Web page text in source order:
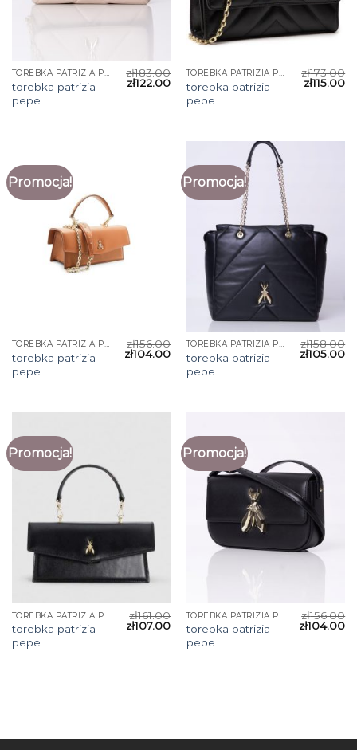
TOREBKA PATRIZIA PEPE
torebka patrizia
pepe
zł183.00
zł122.00
TOREBKA PATRIZIA PEPE
torebka patrizia
pepe
zł173.00
zł115.00
Promocja!
TOREBKA PATRIZIA PEPE
torebka patrizia
pepe
zł156.00
zł104.00
Promocja!
TOREBKA PATRIZIA PEPE
torebka patrizia
pepe
zł158.00
zł105.00
Promocja!
TOREBKA PATRIZIA PEPE
torebka patrizia
pepe
zł161.00
zł107.00
Promocja!
TOREBKA PATRIZIA PEPE
torebka patrizia
pepe
zł156.00
zł104.00